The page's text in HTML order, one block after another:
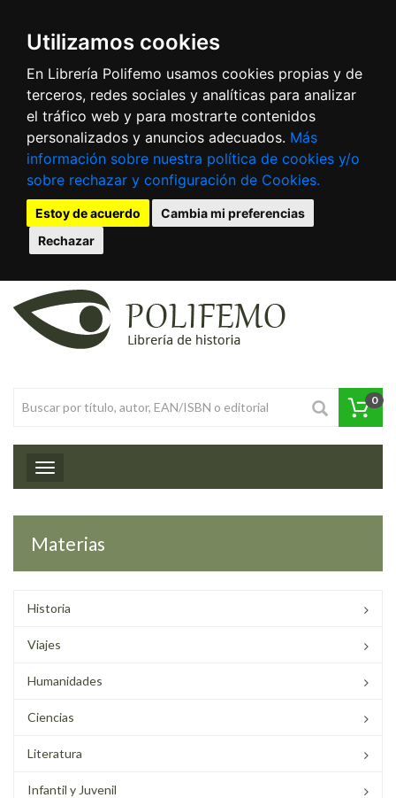
Utilizamos cookies
En Librería Polifemo usamos cookies propias y de
terceros, redes sociales y analíticas para analizar
el tráfico web y para mostrarte contenidos
personalizados y anuncios adecuados. Más
información sobre nuestra política de cookies y/o
sobre rechazar y configuración de Cookies.
Estoy de acuerdo
Cambia mi preferencias
Rechazar
0
Toggle navigation
Materias
Historia
Viajes
Humanidades
Ciencias
Literatura
Infantil y Juvenil